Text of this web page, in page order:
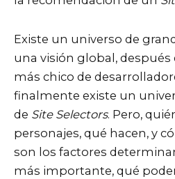
Existe un universo de
una visión global,
más chico de
finalmente existe un
de Site Selectors. Pero,
personajes, qué hacen, y
son los factores
más importante, qué